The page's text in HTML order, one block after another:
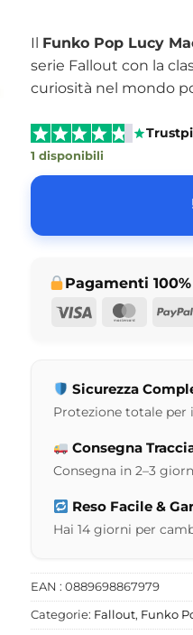
Il Funko Pop Lucy
serie Fallout con la
curiosità nel mondo
1 disponibili
Pagamenti
Visa
Sicurezza
Protezione totale per
Consegna
Consegna in 2–3
Reso Facile &
Hai 14 giorni per
EAN : 0889698867979
Categorie: Fallout, Funko